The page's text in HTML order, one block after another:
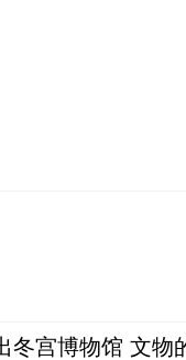
冬宫博物馆 文物